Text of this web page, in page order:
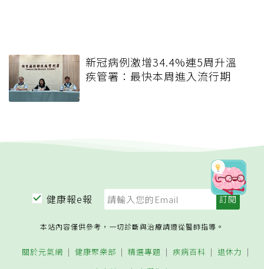
新冠病例激增34.4%連5周升溫
疾管署：最快本周進入流行期
健康報e報
本站內容僅供參考，一切診斷與治療請遵從醫師指導。
關於元氣網 健康聚樂部 精選專題 疾病百科
退休力